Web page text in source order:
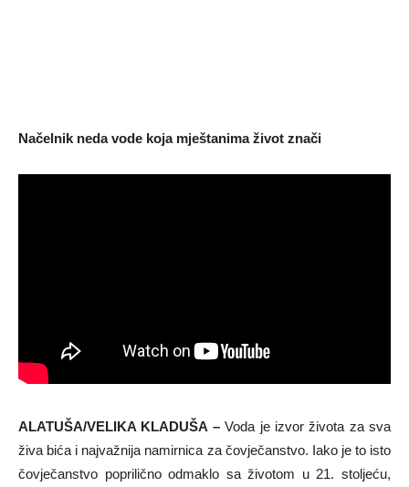
Načelnik neda vode koja mještanima život znači
ALATUŠA/VELIKA KLADUŠA –Voda je izvor života za sva
živa bića i najvažnija namirnica za čovječanstvo. Iako je to isto
čovječanstvo poprilično odmaklo sa životom u 21. stoljeću,